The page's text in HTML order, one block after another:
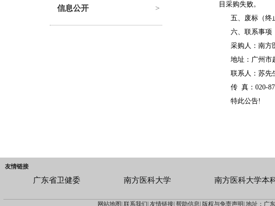
信息公开 >
目采购失败。
五、废标（终
六、联系事项
采购人：南方
地址：广州市
联系人：苏
传 真：020-
特此公告!
南方
友情链接
广东省卫健委 南方医科大学 南方医科大学本
网站地图| 联系我们| 友情链接| 帮助信息| 版权与免责声明| 地址：广